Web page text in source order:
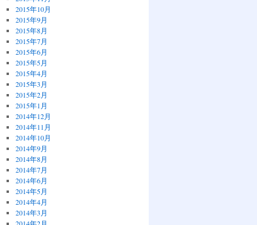
2015年10月
2015年9月
2015年8月
2015年7月
2015年6月
2015年5月
2015年4月
2015年3月
2015年2月
2015年1月
2014年12月
2014年11月
2014年10月
2014年9月
2014年8月
2014年7月
2014年6月
2014年5月
2014年4月
2014年3月